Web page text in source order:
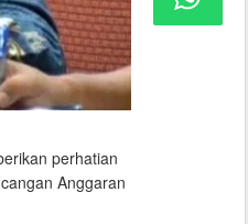
perhatian
Anggaran